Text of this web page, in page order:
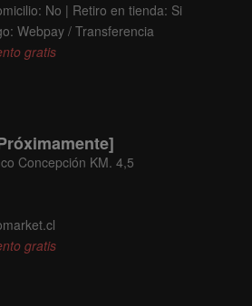
No | Retiro en tienda: Si
Webpay / Transferencia
gratis
Concepción KM. 4,5
gratis